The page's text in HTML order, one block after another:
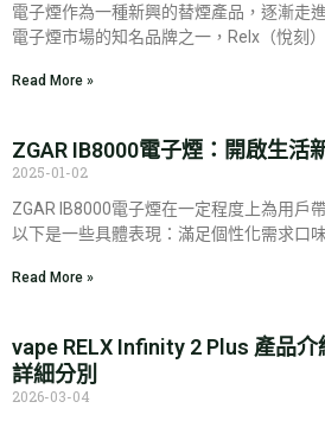
電子煙作為一種新興的替煙產品，逐漸走
電子煙市場的知名品牌之一，Relx（悅刻
Read More »
ZGAR IB8000電子煙：開啟生活
2025-01-02
ZGAR IB8000電子煙在一定程度上為用戶
以下是一些具體表現：滿足個性化需求口
Read More »
vape RELX Infinity 2 Plus 產品
詳細分別
2026-03-04